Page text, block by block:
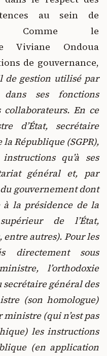
au sein de
Comme le
Viviane Ondoua
de gouvernance,
de gestion utilisé par
ses fonctions
collaborateurs. En ce
d’État, secrétaire
République (SGPR),
qu’à ses
général et, par
gouvernement dont
la présidence de la
de l’État,
autres). Pour les
directement sous
l’orthodoxie
général des
(son homologue)
(qui n’est pas
les instructions
(en application